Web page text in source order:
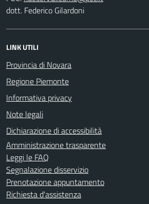
dott. Federico Gilardoni
LINK UTILI
Provincia di Novara
Regione Piemonte
Informativa privacy
Note legali
Dichiarazione di accessibilità
Amministrazione trasparente
Leggi le FAQ
Segnalazione disservizio
Prenotazione appuntamento
Richiesta d'assistenza